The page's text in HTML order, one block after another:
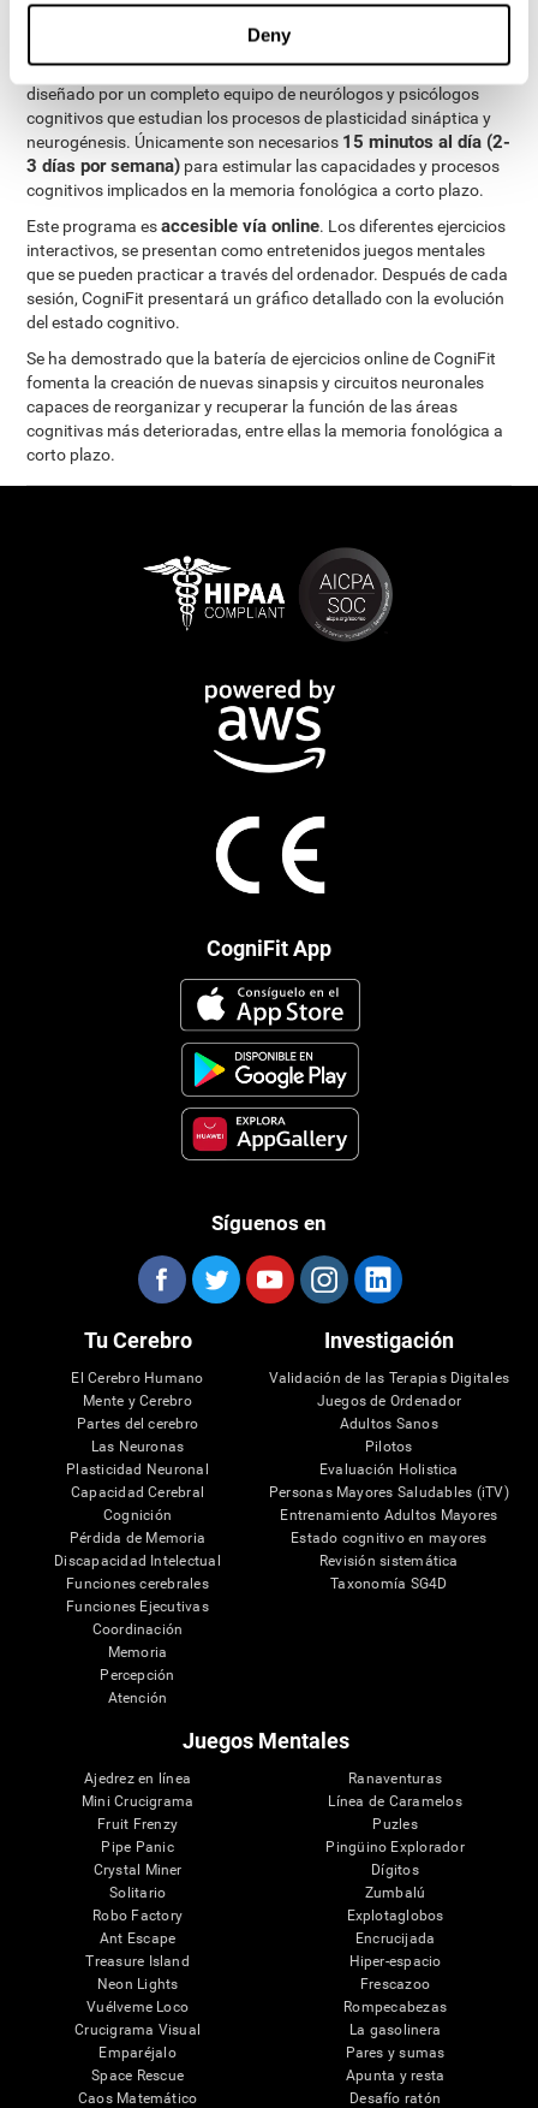
Deny
completo régimen deejercicios cognitivos personalizados
para mejorar la memoria fonológica a corto plazo
El Programa de Evaluacion Neuropsicológica de CogniFit ha sido
diseñado por un completo equipo de neurólogos y psicólogos
cognitivos que estudian los procesos de plasticidad sináptica y
neurogénesis. Únicamente son necesarios 15 minutos al día (2-
3 días por semana) para estimular las capacidades y procesos
cognitivos implicados en la memoria fonológica a corto plazo.
Este programa esaccesible vía online. Los diferentes ejercicios
interactivos, se presentan como entretenidos juegos mentales
que se pueden practicar a través del ordenador. Después de cada
sesión, CogniFit presentará un gráfico detallado con la evolución
del estado cognitivo.
Se ha demostrado que la batería de ejercicios online de CogniFit
fomenta la creación de nuevas sinapsis y circuitos neuronales
capaces de reorganizar y recuperar la función de las áreas
cognitivas más deterioradas, entre ellas la memoria fonológica a
corto plazo.
CogniFit App
Síguenos en
Tu Cerebro
El Cerebro Humano
Mente y Cerebro
Partes del cerebro
Las Neuronas
Plasticidad Neuronal
Capacidad Cerebral
Cognición
Pérdida de Memoria
Discapacidad Intelectual
Funciones cerebrales
Funciones Ejecutivas
Coordinación
Memoria
Percepción
Atención
Investigación
Validación de las Terapias Digitales
Juegos de Ordenador
Adultos Sanos
Pilotos
Evaluación Holistica
Personas Mayores Saludables (iTV)
Entrenamiento Adultos Mayores
Estado cognitivo en mayores
Revisión sistemática
Taxonomía SG4D
Juegos Mentales
Ajedrez en línea
Mini Crucigrama
Fruit Frenzy
Pipe Panic
Crystal Miner
Solitario
Robo Factory
Ant Escape
Treasure Island
Neon Lights
Vuélveme Loco
Crucigrama Visual
Emparéjalo
Space Rescue
Caos Matemático
Ranaventuras
Línea de Caramelos
Puzles
Pingüino Explorador
Dígitos
Zumbalú
Explotaglobos
Encrucijada
Hiper-espacio
Frescazoo
Rompecabezas
La gasolinera
Pares y sumas
Apunta y resta
Desafío ratón